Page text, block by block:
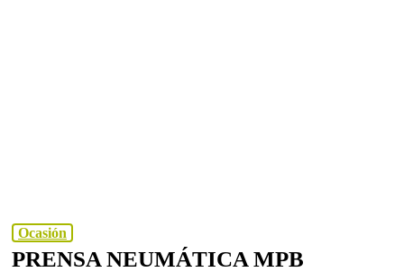
Ocasión
PRENSA NEUMÁTICA MPB